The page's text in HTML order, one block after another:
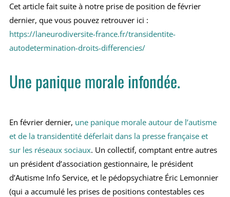
Cet article fait suite à notre prise de position de février
dernier, que vous pouvez retrouver ici :
https://laneurodiversite-france.fr/transidentite-
autodetermination-droits-differencies/
Une panique morale infondée.
En février dernier, une panique morale autour de l’autisme
et de la transidentité déferlait dans la presse française et
sur les réseaux sociaux. Un collectif, comptant entre autres
un président d’association gestionnaire, le président
d’Autisme Info Service, et le pédopsychiatre Éric Lemonnier
(qui a accumulé les prises de positions contestables ces